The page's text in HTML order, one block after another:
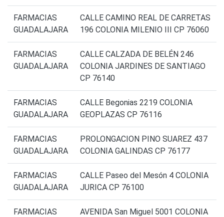
FARMACIAS
GUADALAJARA
CALLE CAMINO REAL DE CARRETAS
196 COLONIA MILENIO III CP 76060
FARMACIAS
GUADALAJARA
CALLE CALZADA DE BELÉN 246
COLONIA JARDINES DE SANTIAGO
CP 76140
FARMACIAS
GUADALAJARA
CALLE Begonias 2219 COLONIA
GEOPLAZAS CP 76116
FARMACIAS
GUADALAJARA
PROLONGACION PINO SUAREZ 437
COLONIA GALINDAS CP 76177
FARMACIAS
GUADALAJARA
CALLE Paseo del Mesón 4 COLONIA
JURICA CP 76100
FARMACIAS AVENIDA San Miguel 5001 COLONIA